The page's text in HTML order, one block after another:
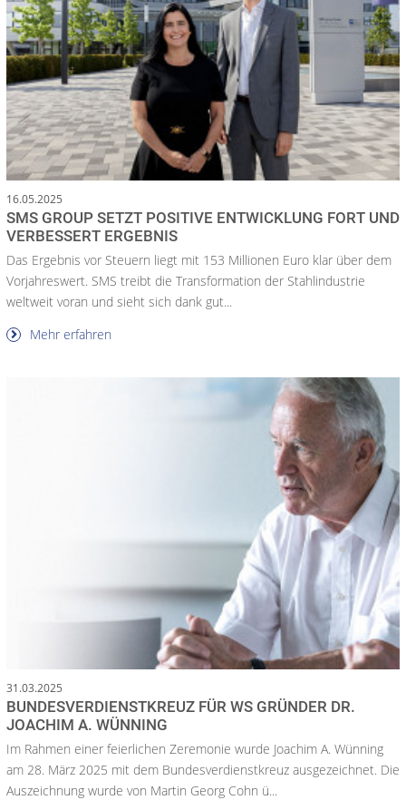
16.05.2025
SMS GROUP SETZT POSITIVE ENTWICKLUNG FORT UND
VERBESSERT ERGEBNIS
Das Ergebnis vor Steuern liegt mit 153 Millionen Euro klar über dem
Vorjahreswert. SMS treibt die Transformation der Stahlindustrie
weltweit voran und sieht sich dank gut...
Mehr erfahren
31.03.2025
BUNDESVERDIENSTKREUZ FÜR WS GRÜNDER DR.
JOACHIM A. WÜNNING
Im Rahmen einer feierlichen Zeremonie wurde Joachim A. Wünning
am 28. März 2025 mit dem Bundesverdienstkreuz ausgezeichnet. Die
Auszeichnung wurde von Martin Georg Cohn ü...